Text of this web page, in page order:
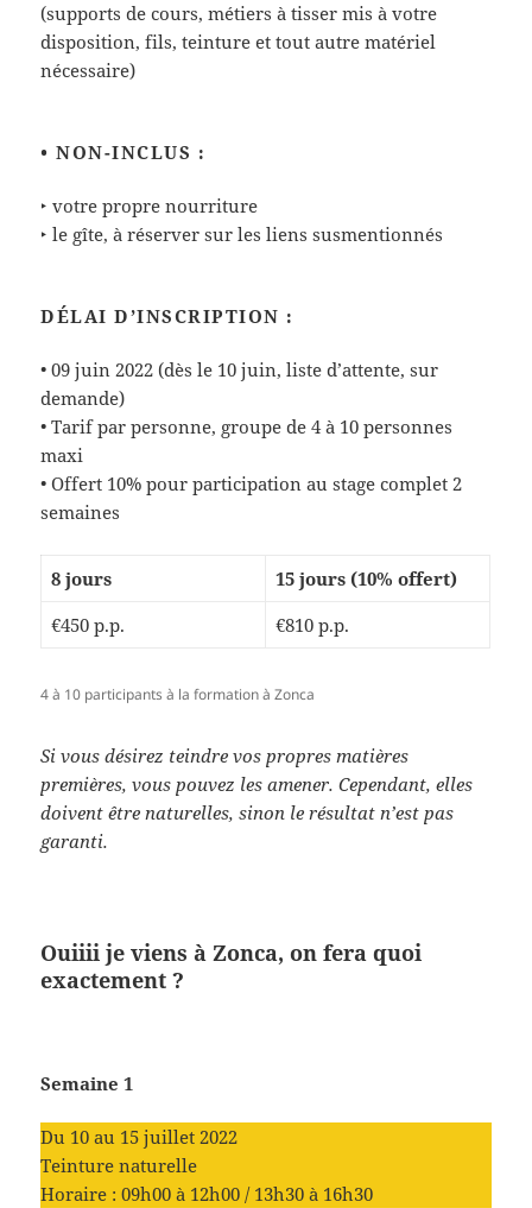
(supports de cours, métiers à tisser mis à votre
disposition, fils, teinture et tout autre matériel
nécessaire)
• NON-INCLUS :
‣ votre propre nourriture
‣ le gîte, à réserver sur les liens susmentionnés
DÉLAI D’INSCRIPTION :
• 09 juin 2022 (dès le 10 juin, liste d’attente, sur
demande)
• Tarif par personne, groupe de 4 à 10 personnes
maxi
• Offert 10% pour participation au stage complet 2
semaines
8 jours
15 jours (10% offert)
€450 p.p.
€810 p.p.
4 à 10 participants à la formation à Zonca
Si vous désirez teindre vos propres matières
premières, vous pouvez les amener. Cependant, elles
doivent être naturelles, sinon le résultat n’est pas
garanti.
Ouiiii je viens à Zonca, on fera quoi
exactement ?
Semaine 1
Du 10 au 15 juillet 2022
Teinture naturelle
Horaire : 09h00 à 12h00 / 13h30 à 16h30